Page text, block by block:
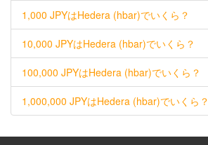
1,000 JPYはHedera (hbar)でいくら？
10,000 JPYはHedera (hbar)でいくら？
100,000 JPYはHedera (hbar)でいくら？
1,000,000 JPYはHedera (hbar)でいくら？